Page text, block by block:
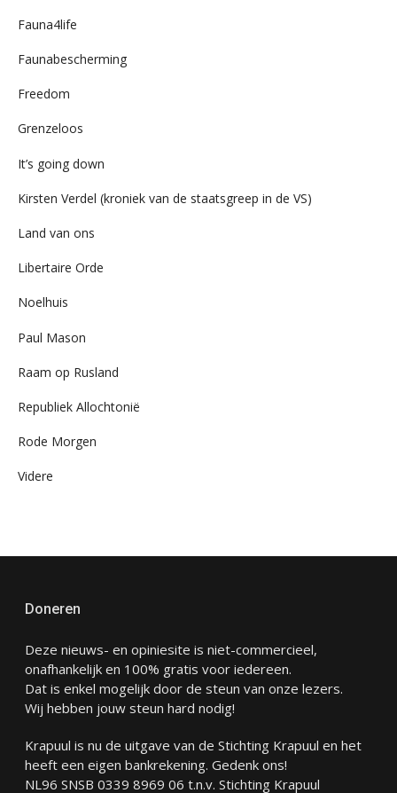
Fauna4life
Faunabescherming
Freedom
Grenzeloos
It’s going down
Kirsten Verdel (kroniek van de staatsgreep in de VS)
Land van ons
Libertaire Orde
Noelhuis
Paul Mason
Raam op Rusland
Republiek Allochtonië
Rode Morgen
Videre
Doneren
Deze nieuws- en opiniesite is niet-commercieel,
onafhankelijk en 100% gratis voor iedereen.
Dat is enkel mogelijk door de steun van onze lezers.
Wij hebben jouw steun hard nodig!
Krapuul is nu de uitgave van de Stichting Krapuul en het
heeft een eigen bankrekening. Gedenk ons!
NL96 SNSB 0339 8969 06 t.n.v. Stichting Krapuul